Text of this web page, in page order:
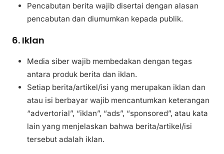
Pencabutan berita wajib disertai dengan alasan
pencabutan dan diumumkan kepada publik.
6. Iklan
Media siber wajib membedakan dengan tegas
antara produk berita dan iklan.
Setiap berita/artikel/isi yang merupakan iklan dan
atau isi berbayar wajib mencantumkan keterangan
“advertorial”, “iklan”, “ads”, “sponsored”, atau kata
lain yang menjelaskan bahwa berita/artikel/isi
tersebut adalah iklan.